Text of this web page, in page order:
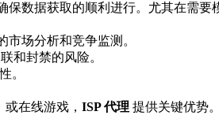
保数据获取的顺利进行。尤其在需要
市场分析和竞争监测。
和封禁的风险。
。
或在线游戏， ISP 代理 提供关键优势。